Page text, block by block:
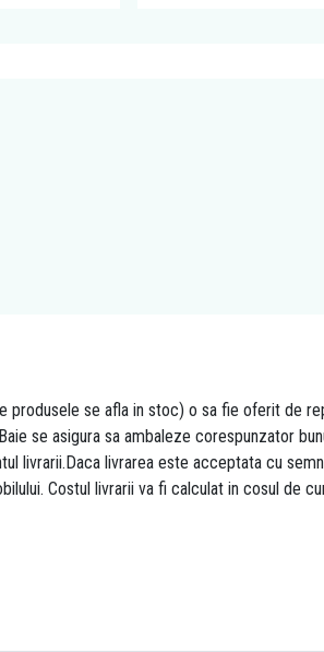
se afla in stoc) o sa fie oferit de
se asigura sa ambaleze corespunzator
livrarii.Daca livrarea este acceptata cu
Costul livrarii va fi calculat in cosul de